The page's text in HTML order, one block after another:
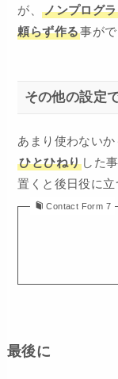
が、ノンプログ
頼らず作る事がで
その他の設定
あまり使わない
ひとひねり した
置くと後日役に立
Contact Form 7
最後に